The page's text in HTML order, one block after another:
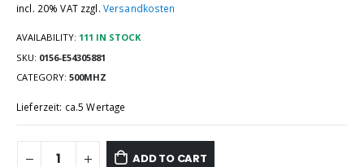
incl. 20% VAT zzgl. Versandkosten
AVAILABILITY: 111 IN STOCK
SKU: 0156-E54305881
CATEGORY: 500MHZ
Lieferzeit: ca.5 Wertage
ADD TO CART